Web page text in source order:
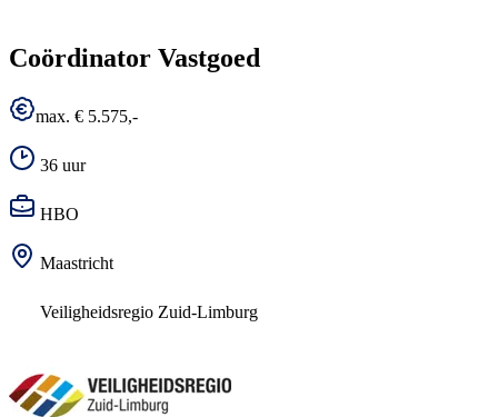
Coördinator Vastgoed
max. € 5.575,-
36 uur
HBO
Maastricht
Veiligheidsregio Zuid-Limburg